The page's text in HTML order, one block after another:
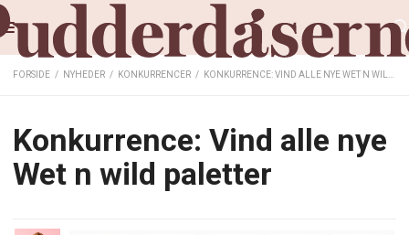
FORSIDE / NYHEDER / KONKURRENCER / KONKURRENCE: VIND ALLE NYE WET N WILD PALETTER
Konkurrence: Vind alle nye
Wet n wild paletter